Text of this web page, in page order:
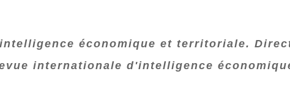
économique et territoriale.
internationale d'intelligence